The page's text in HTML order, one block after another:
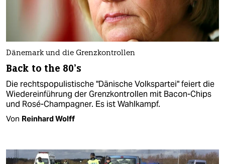
Dänemark und die Grenzkontrollen
Back to the 80's
Die rechtspopulistische "Dänische Volkspartei" feiert die
Wiedereinführung der Grenzkontrollen mit Bacon-Chips
und Rosé-Champagner. Es ist Wahlkampf.
Von Reinhard Wolff